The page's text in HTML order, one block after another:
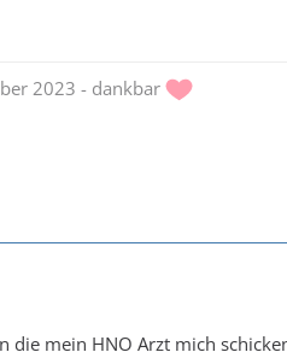
2023 - dankbar
die mein HNO Arzt mich